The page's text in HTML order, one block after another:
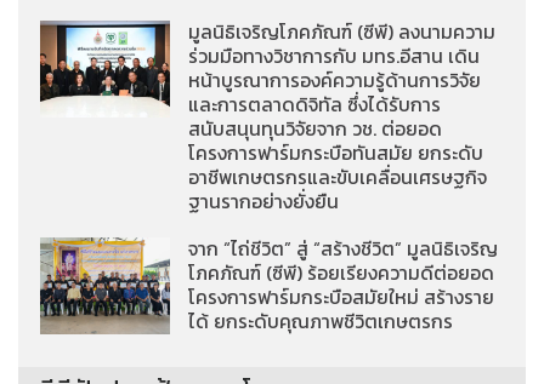
มูลนิธิเจริญโภคภัณฑ์ (ซีพี) ลงนามความ
ร่วมมือทางวิชาการกับ มทร.อีสาน เดิน
หน้าบูรณาการองค์ความรู้ด้านการวิจัย
และการตลาดดิจิทัล ซึ่งได้รับการ
สนับสนุนทุนวิจัยจาก วช. ต่อยอด
โครงการฟาร์มกระบือทันสมัย ยกระดับ
อาชีพเกษตรกรและขับเคลื่อนเศรษฐกิจ
ฐานรากอย่างยั่งยืน
จาก “ไถ่ชีวิต” สู่ “สร้างชีวิต” มูลนิธิเจริญ
โภคภัณฑ์ (ซีพี) ร้อยเรียงความดีต่อยอด
โครงการฟาร์มกระบือสมัยใหม่ สร้างราย
ได้ ยกระดับคุณภาพชีวิตเกษตรกร